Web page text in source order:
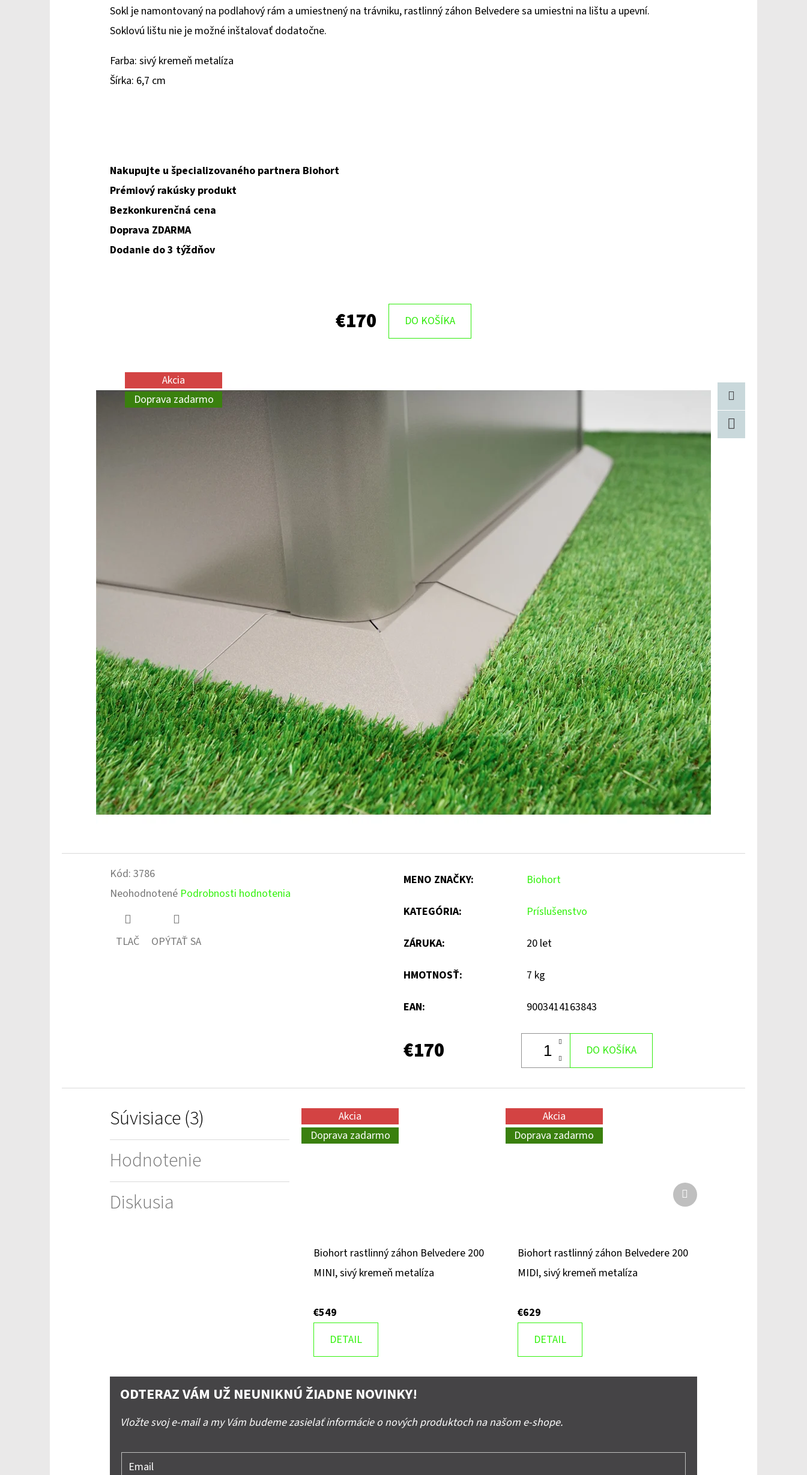
Sokl je namontovaný na podlahový rám a umiestnený na trávniku, rastlinný záhon Belvedere sa umiestni na lištu a upevní.
Soklovú lištu nie je možné inštalovať dodatočne.
Farba: sivý kremeň metalíza
Šírka: 6,7 cm
Nakupujte u špecializovaného partnera Biohort
Prémiový rakúsky produkt
Bezkonkurenčná cena
Doprava ZDARMA
Dodanie do 3 týždňov
€170 DO KOŠÍKA
Akcia
Doprava zadarmo
Pinterest
Kód: 3786
Priemerné
hodnotenie
produktu
Neohodnotené Podrobnosti hodnotenia
TLAČ OPÝTAŤ SA
MENO ZNAČKY: Biohort
KATEGÓRIA: Príslušenstvo
ZÁRUKA: 20 let
HMOTNOSŤ: 7 kg
EAN: 9003414163843
€170 DO KOŠÍKA
Súvisiace (3)
Hodnotenie
Diskusia
Akcia
Doprava zadarmo
Biohort rastlinný záhon Belvedere 200
MINI, sivý kremeň metalíza
€549
DETAIL
Akcia
Doprava zadarmo
Biohort rastlinný záhon Belvedere 200
MIDI, sivý kremeň metalíza
€629
DETAIL
Ďalší
ODTERAZ VÁM UŽ NEUNIKNÚ ŽIADNE NOVINKY!
Vložte svoj e-mail a my Vám budeme zasielať informácie o nových produktoch na našom e-shope.
Email